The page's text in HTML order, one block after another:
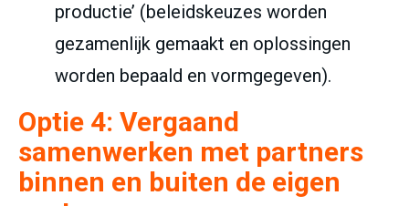
productie’ (beleidskeuzes worden
gezamenlijk gemaakt en oplossingen
worden bepaald en vormgegeven).
Optie 4: Vergaand
samenwerken met partners
binnen en buiten de eigen